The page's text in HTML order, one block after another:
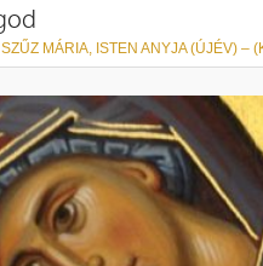
SZŰZ MÁRIA, ISTEN ANYJA (ÚJÉV) –